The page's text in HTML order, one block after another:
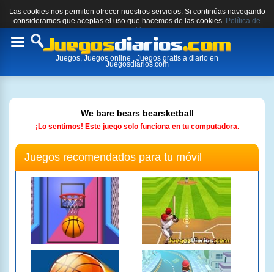
Las cookies nos permiten ofrecer nuestros servicios. Si continúas navegando
consideramos que aceptas el uso que hacemos de las cookies. Política de
cookies.
Toggle
Juegos, Juegos online , Juegos gratis a diario en
Juegosdiarios.com
We bare bears bearsketball
¡Lo sentimos! Este juego solo funciona en tu computadora.
Juegos recomendados para tu móvil